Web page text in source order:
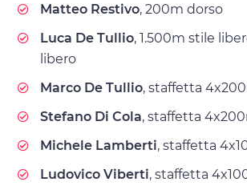
Matteo Restivo, 200m dorso
Luca De Tullio, 1.500m stile
libero
Marco De Tullio, staffetta
Stefano Di Cola, staffetta
Michele Lamberti, staffetta
Ludovico Viberti, staffetta